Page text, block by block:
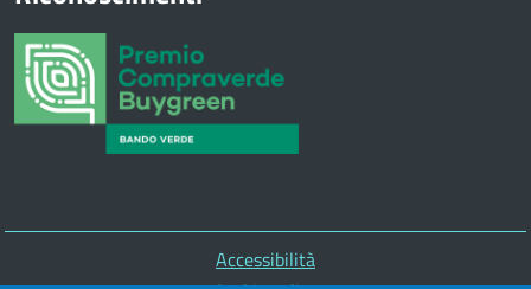
Accessibilità